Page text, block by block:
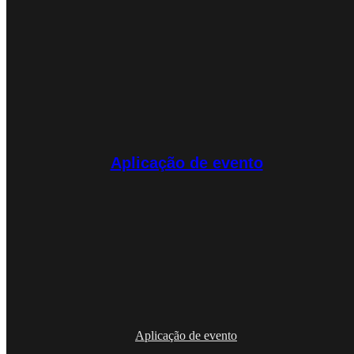
Aplicação de evento
Aplicação de evento